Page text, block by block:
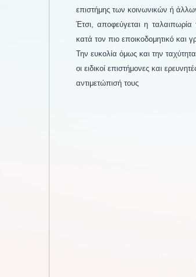
επιστήμης των κοινωνικών ή
Έτσι, αποφεύγεται η
κατά τον πιο εποικοδομητικό και
Την ευκολία όμως και την
οι ειδικοί επιστήμονες και
αντιμετώπισή τους